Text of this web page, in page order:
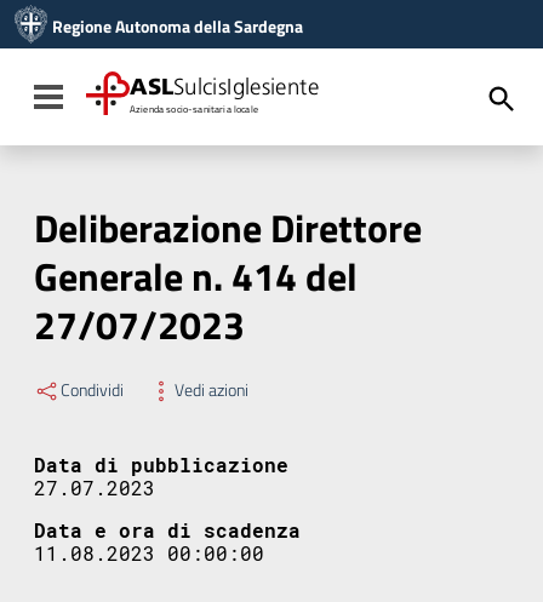
Vai al menu di navigazione
Vai al footer
Regione Autonoma della Sardegna
Toggle navigation
ASLSulcisIglesiente
Azienda socio-sanitaria locale
Deliberazione Direttore
Generale n. 414 del
27/07/2023
Condividi Vedi azioni
Data di pubblicazione
27.07.2023
Data e ora di scadenza
11.08.2023 00:00:00